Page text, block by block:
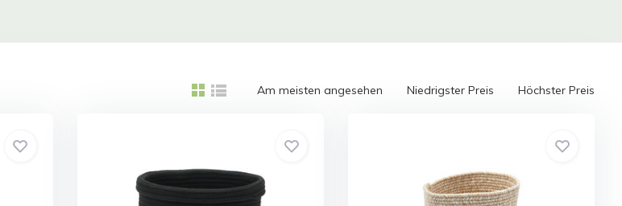
Am meisten angesehen Niedrigster Preis Höchster Preis